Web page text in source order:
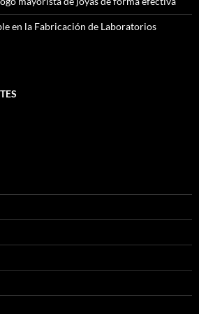
en la Fabricación de Laboratorios